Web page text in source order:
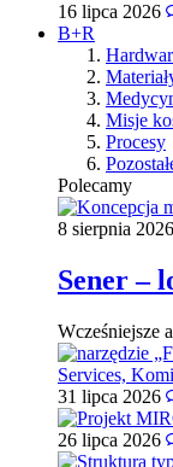
16 lipca 2026
B+R
Misje
Procesy
Polecamy
8 sierpnia 2026
Sener –
Wcześniejsze
31 lipca 2026
26 lipca 2026